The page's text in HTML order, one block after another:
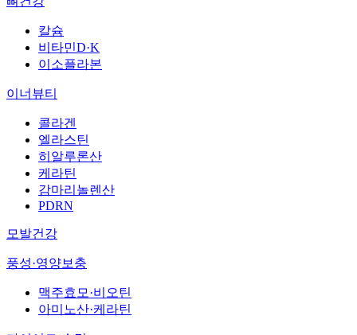
칼슘
비타민D·K
이소플라본
이너뷰티
콜라겐
엘라스틴
히알루론산
케라틴
감마리놀렌산
PDRN
모발건강
풍성·영양보충
맥주효모·비오틴
아미노산·케라틴